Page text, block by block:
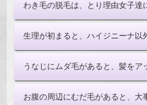
わき毛の脱毛は、とり理由女子達
生理が初まると、ハイジニーナ以
うなじにムダ毛があると、髪をア
お腹の周辺にむだ毛があると、大